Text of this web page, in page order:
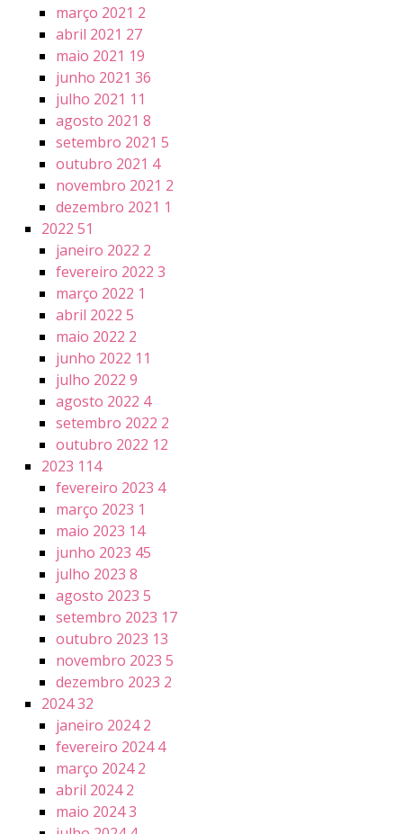
março 2021 2
abril 2021 27
maio 2021 19
junho 2021 36
julho 2021 11
agosto 2021 8
setembro 2021 5
outubro 2021 4
novembro 2021 2
dezembro 2021 1
2022 51
janeiro 2022 2
fevereiro 2022 3
março 2022 1
abril 2022 5
maio 2022 2
junho 2022 11
julho 2022 9
agosto 2022 4
setembro 2022 2
outubro 2022 12
2023 114
fevereiro 2023 4
março 2023 1
maio 2023 14
junho 2023 45
julho 2023 8
agosto 2023 5
setembro 2023 17
outubro 2023 13
novembro 2023 5
dezembro 2023 2
202432
janeiro 20242
fevereiro 20244
março 20242
abril 20242
maio 20243